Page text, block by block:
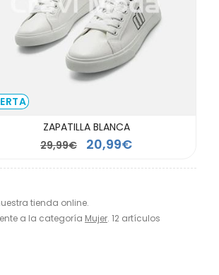
tienda online.
a la categoría Mujer. 12 artículos
ZAPATILLA BLANCA
29,99€
20,99€